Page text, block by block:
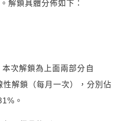
解鎖具體分佈如下：
次解鎖為上面兩部分自
解鎖（每月一次），分別佔
。